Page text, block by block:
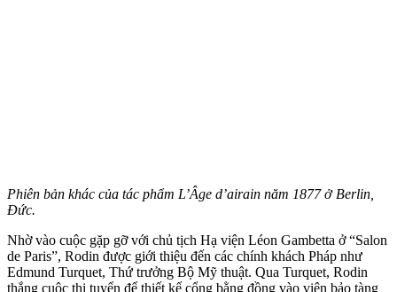
Phiên bản khác của tác phẩm L’Âge d’airain năm 1877 ở Berlin,
Đức.
Nhờ vào cuộc gặp gỡ với chủ tịch Hạ viện Léon Gambetta ở “Salon
de Paris”, Rodin được giới thiệu đến các chính khách Pháp như
Edmund Turquet, Thứ trưởng Bộ Mỹ thuật. Qua Turquet, Rodin
thắng cuộc thi tuyển để thiết kế cổng bằng đồng vào viện bảo tàng